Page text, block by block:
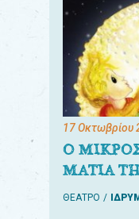
17 Οκτωβρίου
Ο
ΜΑΤΙΑ
ΘΕΑΤΡΟ